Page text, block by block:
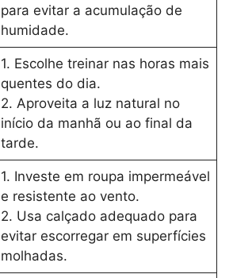
para evitar a acumulação de
humidade.
1. Escolhe treinar nas horas mais
quentes do dia.
2. Aproveita a luz natural no
início da manhã ou ao final da
tarde.
1. Investe em roupa impermeável
e resistente ao vento.
2. Usa calçado adequado para
evitar escorregar em superfícies
molhadas.